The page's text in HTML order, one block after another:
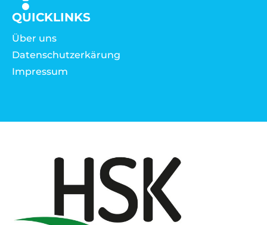
QUICKLINKS
Über uns
Datenschutzerkärung
Impressum